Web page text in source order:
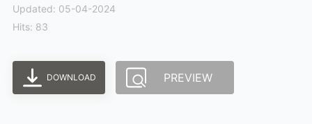
Updated: 05-04-2024
Hits: 83
DOWNLOAD PREVIEW